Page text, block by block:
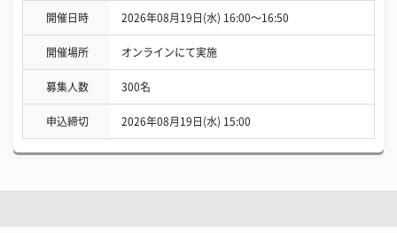
開催日時 2026年08月19日(水) 16:00〜16:50
開催場所 オンラインにて実施
募集人数 300名
申込締切 2026年08月19日(水) 15:00